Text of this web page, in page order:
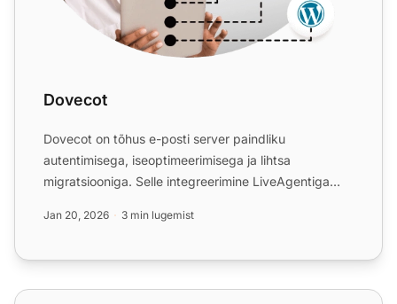
Dovecot
Dovecot on tõhus e-posti server paindliku
autentimisega, iseoptimeerimisega ja lihtsa
migratsiooniga. Selle integreerimine LiveAgentiga
Jan 20, 2026 3 min lugemist
E-posti turundamise funktsioonid